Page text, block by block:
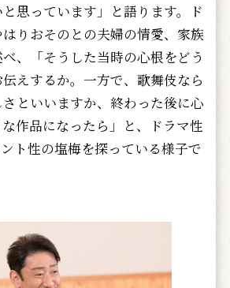
思っています」と語ります。ド
りおそのとの夫婦の情愛、家族
、「そうした当時の心根をどう
えするか。一方で、歌舞伎なら
といいますか、終わった後に心
作品になったら」と、ドラマ性
ト性の塩梅を探っている様子で